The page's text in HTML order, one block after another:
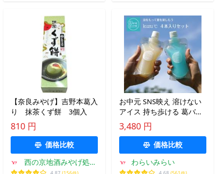
【奈良みやげ】吉野本葛入
り 抹茶くず餅 3個入
810 円
価格比較
西の京地酒みやげ処き
お中元 SNS映え 溶けない
アイス 持ち歩ける 葛バー
お菓子 ギフト 透明バッグ
入り 4本 詰め合わせ セッ
3,480 円
価格比較
わらいみらい